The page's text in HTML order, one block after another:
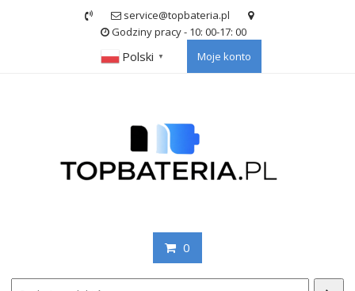
service@topbateria.pl
Godziny pracy - 10: 00-17: 00
Polski ▼ Moje konto
0